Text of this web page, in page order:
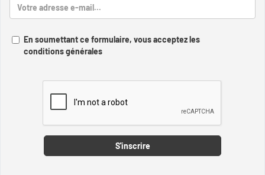
En soumettant ce formulaire, vous acceptez les
conditions générales
S'inscrire